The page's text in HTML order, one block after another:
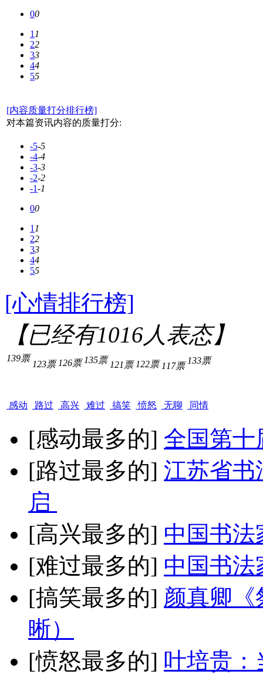
00
11
22
33
44
55
[内容质量打分排行榜]
对本篇资讯内容的质量打分:
-5-5
-4-4
-3-3
-2-2
-1-1
00
11
22
33
44
55
[心情排行榜]
【已经有1016人表态】
139票
感动
123票
路过
126票
高兴
135票
难过
121票
搞笑
122票
愤怒
117票
无聊
133票
同情
[感动最多的] 全国第十
[路过最多的] 江苏省书
启
[高兴最多的] 中国书法
[难过最多的] 中国书法
[搞笑最多的] 颜真卿《
晰）
[愤怒最多的] 叶培贵：